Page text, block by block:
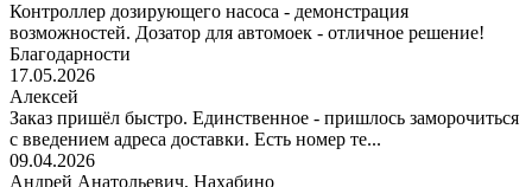
Контроллер дозирующего насоса - демонстрация
возможностей. Дозатор для автомоек - отличное решение!
Благодарности
17.05.2026
Алексей
Заказ пришёл быстро. Единственное - пришлось заморочиться
с введением адреса доставки. Есть номер те...
09.04.2026
Андрей Анатольевич, Нахабино